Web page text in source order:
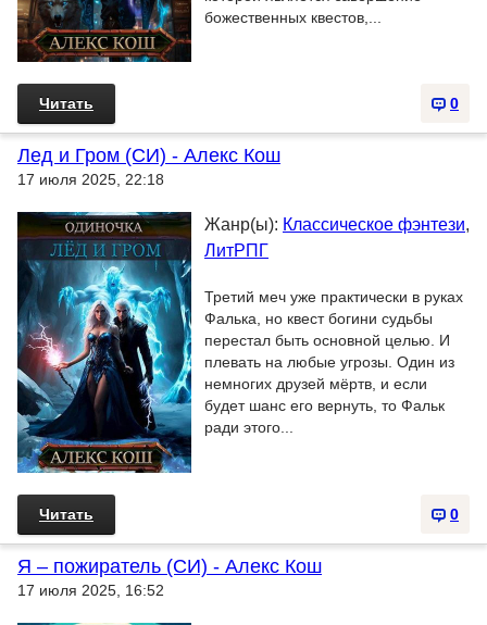
божественных квестов,...
0
Читать
Лед и Гром (СИ) - Алекс Кош
17 июля 2025, 22:18
Жанр(ы): Классическое фэнтези,
ЛитРПГ
Третий меч уже практически в руках
Фалька, но квест богини судьбы
перестал быть основной целью. И
плевать на любые угрозы. Один из
немногих друзей мёртв, и если
будет шанс его вернуть, то Фальк
ради этого...
0
Читать
Я – пожиратель (СИ) - Алекс Кош
17 июля 2025, 16:52